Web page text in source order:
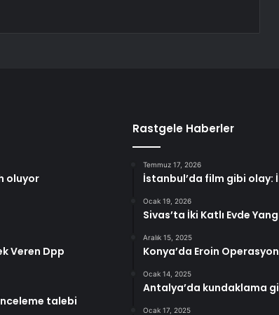
oluyor
Veren Dpp
talebi
Rastgele Haberler
Temmuz 17, 2026
İstanbul’da film gibi olay:
Ocak 19, 2026
Sivas’ta İki Katlı Evde
Aralık 15, 2025
Konya’da Eroin
Ocak 14, 2025
Antalya’da kundaklama
Ocak 17, 2025